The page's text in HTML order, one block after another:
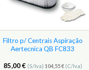
Filtro p/ Centrais Aspiração
Aertecnica QB FC833
85,00€ (S/Iva) 104,55€(C/Iva)